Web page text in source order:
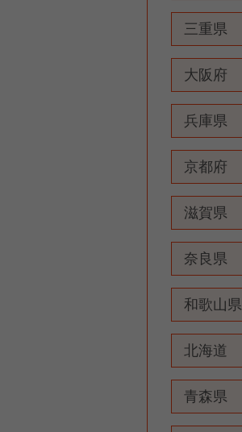
三重県
大阪府
兵庫県
京都府
滋賀県
奈良県
和歌山県
北海道
青森県